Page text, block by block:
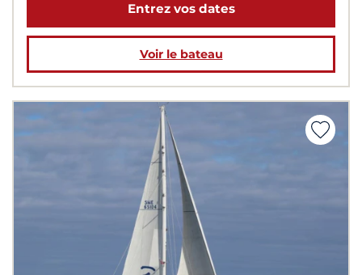
Entrez vos dates
Voir le bateau